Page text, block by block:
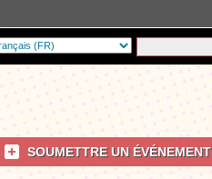
SOUMETTRE UN ÉVÉNEMENT